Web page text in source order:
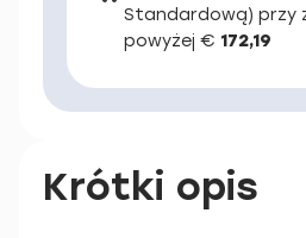
Standardową) przy
powyżej € 172,19
Krótki opis